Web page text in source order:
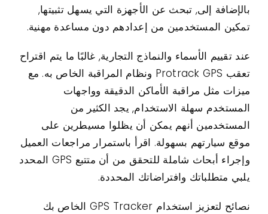
بالإضافة إلى, تبحث عن الأجهزة التي يسهل تثبيتها,
تمكين المستخدمين من إعدادهم دون مساعدة مهنية.
عند تقييم الأسماء والنماذج التجارية, غالبًا ما يتم اقتراح
تعقب Protrack GPS ونظام المراقبة الخاص به. مع
ميزات مثل مراقبة الأماكن الدقيقة وواجهات
المستخدم سهلة الاستخدام, يجد الكثير من
المستخدمين أنهم يمكن أن يظلوا مسيطرين على
موقع سيارتهم بسهولة. اقرأ باستمرار مراجعات العميل
وإجراء أبحاث شاملة للتحقق من أن متتبع GPS المحدد
يلبي متطلباتك وافتراضاتك المحددة.
نصائح لتعزيز استخدام GPS Tracker الخاص بك